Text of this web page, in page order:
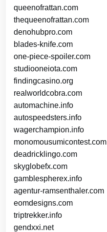
queenofrattan.com
thequeenofrattan.com
denohubpro.com
blades-knife.com
one-piece-spoiler.com
studiooneiota.com
findingcasino.org
realworldcobra.com
automachine.info
autospeedsters.info
wagerchampion.info
monomousumicontest.com
deadricklingo.com
skyglobefx.com
gamblespherex.info
agentur-ramsenthaler.com
eomdesigns.com
triptrekker.info
gendxxi.net